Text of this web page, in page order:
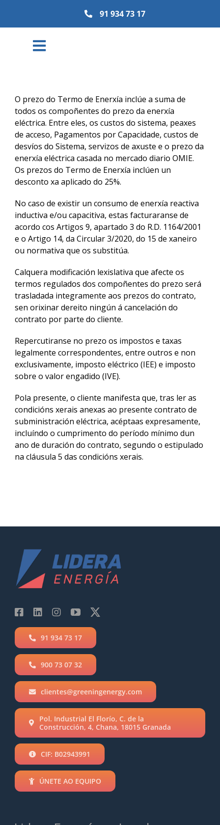
content
91 934 73 17
Toggle
Empresa
Comunidades Energéticas
Así Somos
Plan Amigo Antiguo
Actualidad
Contacto
ACCESO
O prezo do Termo de Enerxía inclúe a suma de
todos os compoñentes do prezo da enerxía
eléctrica. Entre eles, os custos do sistema, peaxes
de acceso, Pagamentos por Capacidade, custos de
desvíos do Sistema, servizos de axuste e o prezo da
enerxía eléctrica casada no mercado diario OMIE.
Os prezos do Termo de Enerxía inclúen un
desconto xa aplicado do 25%.
No caso de existir un consumo de enerxía reactiva
inductiva e/ou capacitiva, estas facturaranse de
acordo cos Artigos 9, apartado 3 do R.D. 1164/2001
e o Artigo 14, da Circular 3/2020, do 15 de xaneiro
ou normativa que os substitúa.
Calquera modificación lexislativa que afecte os
termos regulados dos compoñentes do prezo será
trasladada integramente aos prezos do contrato,
sen orixinar dereito ningún á cancelación do
contrato por parte do cliente.
Repercutiranse no prezo os impostos e taxas
legalmente correspondentes, entre outros e non
exclusivamente, imposto eléctrico (IEE) e imposto
sobre o valor engadido (IVE).
Pola presente, o cliente manifesta que, tras ler as
condicións xerais anexas ao presente contrato de
subministración eléctrica, acéptaas expresamente,
incluíndo o cumprimento do período mínimo dun
ano de duración do contrato, segundo o estipulado
na cláusula 5 das condicións xerais.
91 934 73 17
900 73 07 32
clientes@greeningenergy.com
Pol. Industrial El Florío, C. de la
Construcción, 4, Chana, 18015 Granada
CIF: B02943991
ÚNETE AO EQUIPO